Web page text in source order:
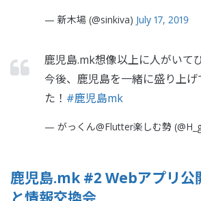
— 新木場 (@sinkiva) July 17, 2019
鹿児島.mk想像以上に人がいて
今後、鹿児島を一緒に盛り上
た！ #鹿児島mk
— がっくん@Flutter楽しむ勢
鹿児島.mk #2 Webアプリ公